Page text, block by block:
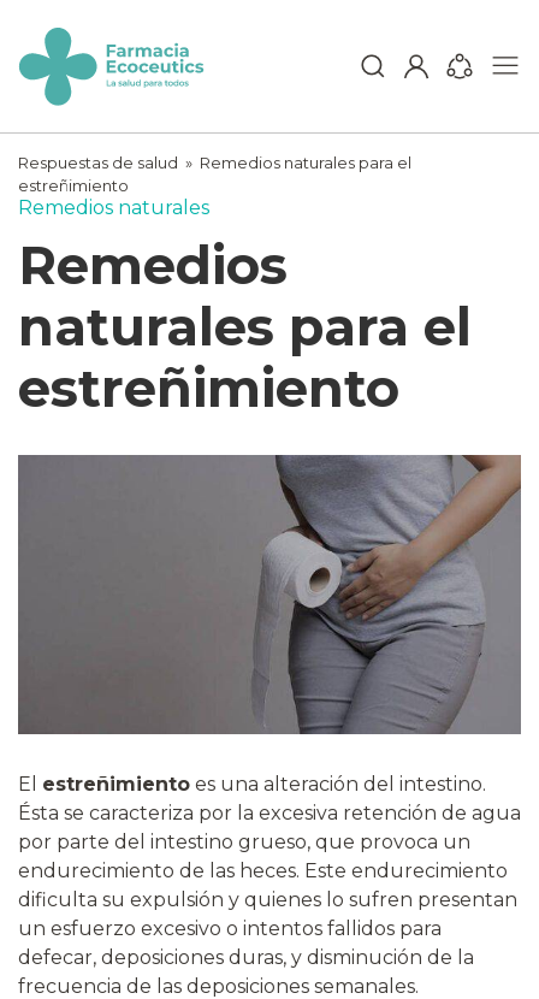
content
ecoceutics
Respuestas de salud » Remedios naturales para el
estreñimiento
Remedios naturales
Remedios
naturales para el
estreñimiento
El estreñimiento es una alteración del intestino.
Ésta se caracteriza por la excesiva retención de agua
por parte del intestino grueso, que provoca un
endurecimiento de las heces. Este endurecimiento
dificulta su expulsión y quienes lo sufren presentan
un esfuerzo excesivo o intentos fallidos para
defecar, deposiciones duras, y disminución de la
frecuencia de las deposiciones semanales.